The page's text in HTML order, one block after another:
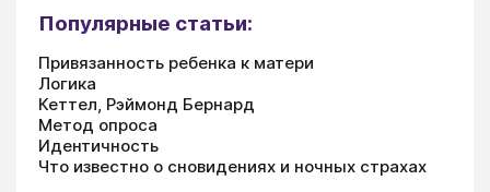
Популярные статьи:
Привязанность ребенка к матери
Логика
Кеттел, Рэймонд Бернард
Метод опроса
Идентичность
Что известно о сновидениях и ночных страхах